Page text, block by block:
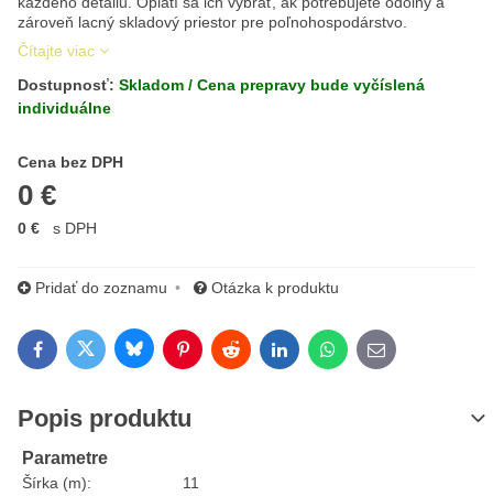
zároveň lacný skladový priestor pre poľnohospodárstvo.
Čítajte viac
Dostupnosť: Skladom / Cena prepravy bude vyčíslená
individuálne
Cena bez DPH
0 €
Cena s DPH
0 € s DPH
Pridať do zoznamu Otázka k produktu
FacebookTwitterBlueskyPinterestRedditLinkedInWhatsApp
E-mail
Popis produktu
Parametre
Šírka (m):
11